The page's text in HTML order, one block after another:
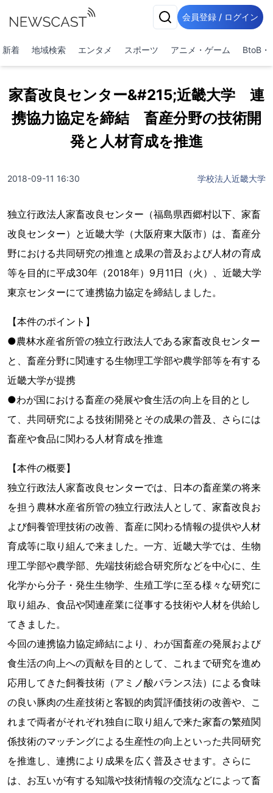
会員登録 / ログイン
新着 地域検索 エンタメ スポーツ アニメ・ゲーム BtoB・
家畜改良センター&#215;近畿大学 連
携協力協定を締結 畜産分野の技術開
発と人材育成を推進
2018-09-11 16:30 学校法人近畿大学
独立行政法人家畜改良センター（福島県西郷村以下、家畜
改良センター）と近畿大学（大阪府東大阪市）は、畜産分
野における共同研究の推進と成果の普及および人材の育成
等を目的に平成30年（2018年）9月11日（火）、近畿大学
東京センターにて連携協力協定を締結しました。
【本件のポイント】
●農林水産省所管の独立行政法人である家畜改良センター
と、畜産分野に関連する生物理工学部や農学部等を有する
近畿大学が提携
●わが国における畜産の発展や食生活の向上を目的とし
て、共同研究による技術開発とその成果の普及、さらには
畜産や食品に関わる人材育成を推進
【本件の概要】
独立行政法人家畜改良センターでは、日本の畜産業の将来
を担う農林水産省所管の独立行政法人として、家畜改良お
よび飼養管理技術の改善、畜産に関わる情報の提供や人材
育成等に取り組んで来ました。一方、近畿大学では、生物
理工学部や農学部、先端技術総合研究所などを中心に、生
化学から分子・発生生物学、生殖工学に至る様々な研究に
取り組み、食品や関連産業に従事する技術や人材を供給し
てきました。
今回の連携協力協定締結により、わが国畜産の発展および
食生活の向上への貢献を目的として、これまで研究を進め
応用してきた飼養技術（アミノ酸バランス法）による食味
の良い豚肉の生産技術と客観的肉質評価技術の改善や、こ
れまで両者がそれぞれ独自に取り組んで来た家畜の繁殖関
係技術のマッチングによる生産性の向上といった共同研究
を推進し、連携により成果を広く普及させます。さらに
は、お互いが有する知識や技術情報の交流などによって畜